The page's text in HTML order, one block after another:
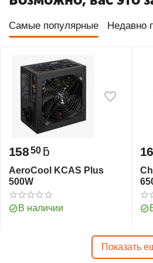
Самые популярные Недавно
158 50 ƃ
AeroCool KCAS Plus
500W
В наличии
Показать